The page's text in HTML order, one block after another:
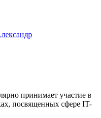
принимает участие в
посвященных сфере IT-